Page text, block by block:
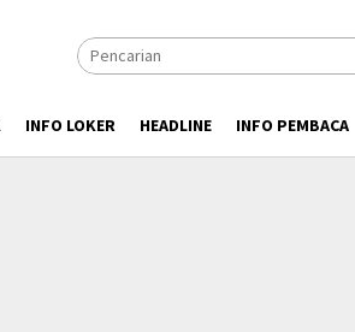
INFO LOKER HEADLINE INFO PEMBACA